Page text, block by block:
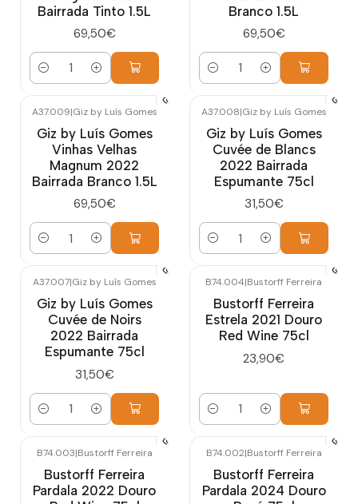
Bairrada Tinto 1.5L
69,50€
Cantidad
Branco 1.5L
69,50€
Cantidad
A37.009|Giz by Luís Gomes
Giz by Luís Gomes
Vinhas Velhas
Magnum 2022
Bairrada Branco 1.5L
69,50€
Cantidad
A37.008|Giz by Luís Gomes
Giz by Luís Gomes
Cuvée de Blancs
2022 Bairrada
Espumante 75cl
31,50€
Cantidad
A37.007|Giz by Luís Gomes
Giz by Luís Gomes
Cuvée de Noirs
2022 Bairrada
Espumante 75cl
31,50€
Cantidad
B74.004|Bustorff Ferreira
Bustorff Ferreira
Estrela 2021 Douro
Red Wine 75cl
23,90€
Cantidad
B74.003|Bustorff Ferreira
Bustorff Ferreira
Pardala 2022 Douro
B74.002|Bustorff Ferreira
Bustorff Ferreira
Pardala 2024 Douro